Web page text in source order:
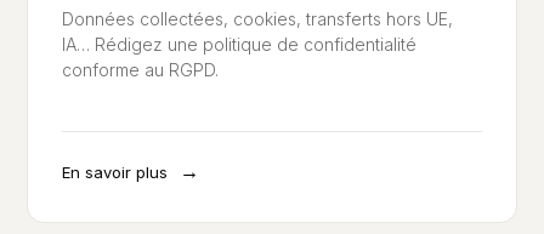
Données collectées, cookies, transferts hors UE,
IA… Rédigez une politique de confidentialité
conforme au RGPD.
En savoir plus →